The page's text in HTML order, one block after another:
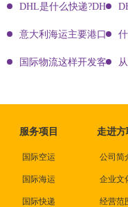
DHL是什么快递?DHL国
意大利海运主要港口有哪
国际物流这样开发客户
服务项目
国际空运
国际海运
国际快递
走进方
公司简
企业文
经营范